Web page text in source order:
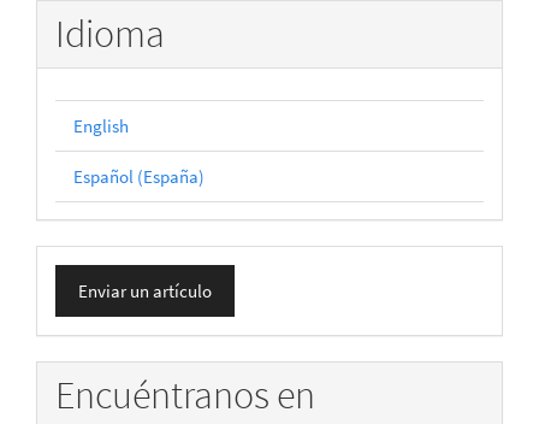
Idioma
English
Español (España)
Enviar
un
artículo
Enviar un artículo
Encuéntranos en